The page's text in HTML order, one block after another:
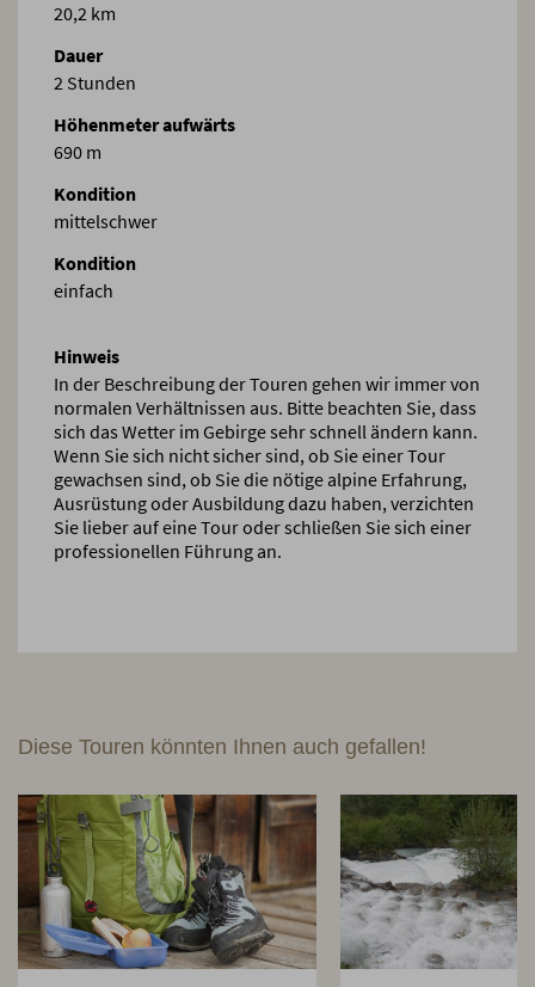
20,2 km
Dauer
2 Stunden
Höhenmeter aufwärts
690 m
Kondition
mittelschwer
Kondition
einfach
Hinweis
In der Beschreibung der Touren gehen wir immer von
normalen Verhältnissen aus. Bitte beachten Sie, dass
sich das Wetter im Gebirge sehr schnell ändern kann.
Wenn Sie sich nicht sicher sind, ob Sie einer Tour
gewachsen sind, ob Sie die nötige alpine Erfahrung,
Ausrüstung oder Ausbildung dazu haben, verzichten
Sie lieber auf eine Tour oder schließen Sie sich einer
professionellen Führung an.
Diese Touren könnten Ihnen auch gefallen!